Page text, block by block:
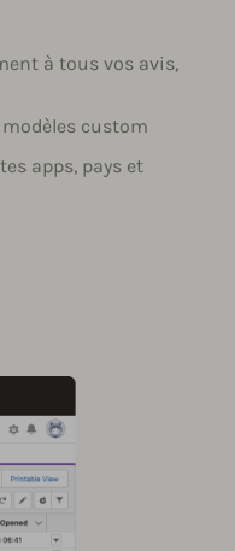
à tous vos avis,
custom
apps, pays et